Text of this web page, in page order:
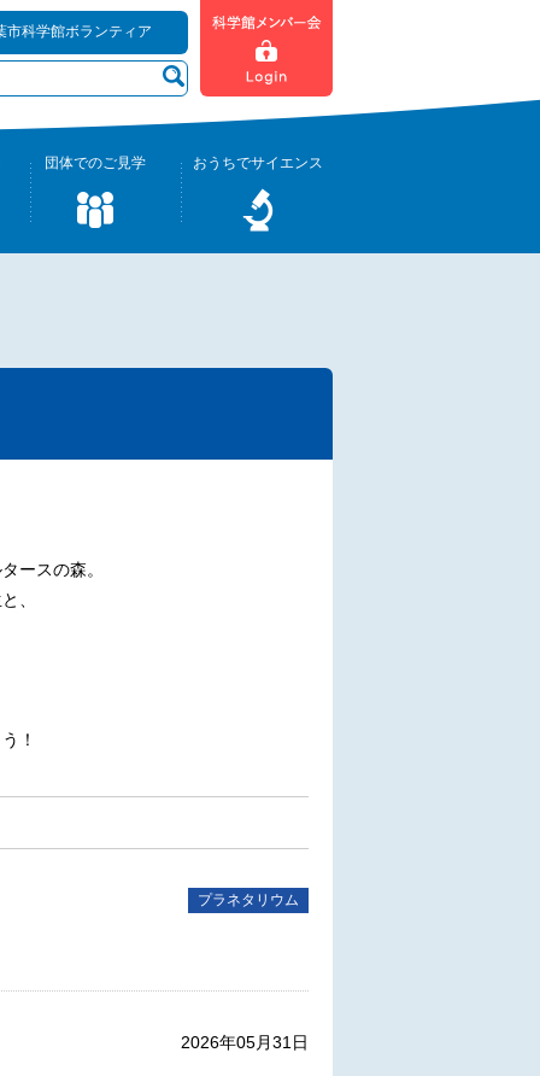
市科学館ボランティア
団体でのご見学 おうちでサイエンス
ースの森。
、
！
プラネタリウム
2026年05月31日